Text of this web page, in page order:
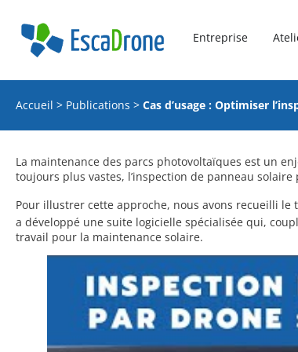
Entreprise
Accueil > Publications > Cas d’usage : Optimiser
La maintenance des parcs photovoltaïques est un
toujours plus vastes, l’inspection de panneau
Pour illustrer cette approche, nous avons recueilli
a développé une suite logicielle spécialisée qui,
travail pour la maintenance solaire.